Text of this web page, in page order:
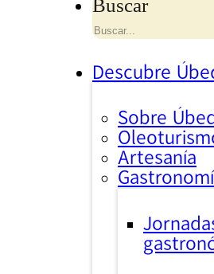
Buscar
Descubre
Sobre
Artesanía